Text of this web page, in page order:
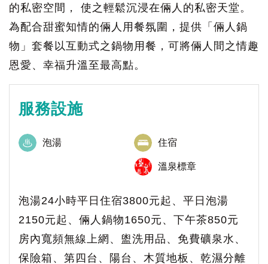
的私密空間， 使之輕鬆沉浸在倆人的私密天堂。
為配合甜蜜知情的倆人用餐氛圍，提供「倆人鍋
物」套餐以互動式之鍋物用餐，可將倆人間之情趣
恩愛、幸福升溫至最高點。
服務設施
泡湯 住宿
溫泉標章
泡湯24小時平日住宿3800元起、平日泡湯
2150元起、倆人鍋物1650元、下午茶850元
房內寬頻無線上網、盥洗用品、免費礦泉水、
保險箱、第四台、陽台、木質地板、乾濕分離